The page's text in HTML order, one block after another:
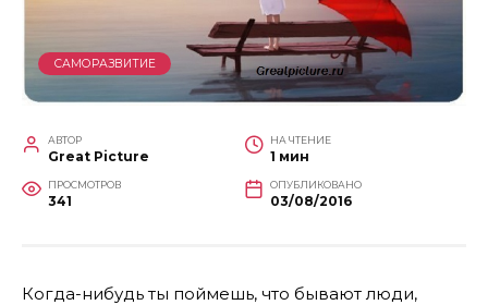
САМОРАЗВИТИЕ
АВТОР
Great Picture
НА ЧТЕНИЕ
1 мин
ПРОСМОТРОВ
341
ОПУБЛИКОВАНО
03/08/2016
Когда-нибудь ты поймешь, что бывают люди,